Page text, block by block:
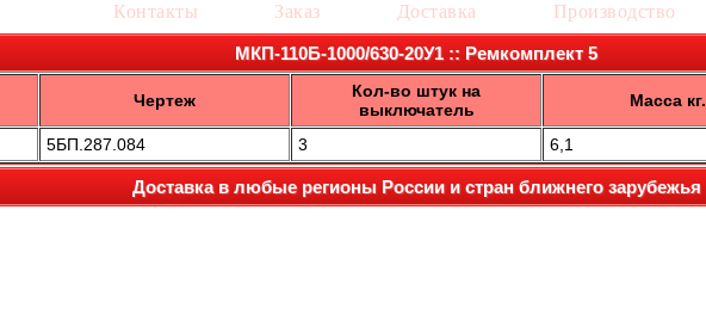
Контакты Заказ Доставка Производство
МКП-110Б-1000/630-20У1 :: Ремкомплект 5
Чертеж
Кол-во штук на
выключатель
Масса кг.
5БП.287.084 3 6,1
Доставка в любые регионы России и стран ближнего зарубежья